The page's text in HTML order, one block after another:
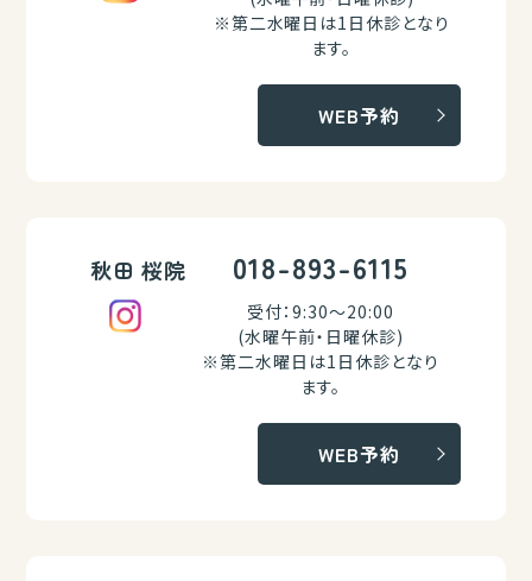
※第二水曜日は1日休診となり
ます。
WEB予約
秋田 桜院 018-893-6115
受付：9:30～20:00
(水曜午前・日曜休診)
※第二水曜日は1日休診となり
ます。
WEB予約